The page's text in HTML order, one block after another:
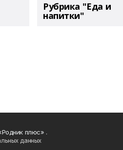
Рубрика "Еда и
напитки"
плюс» .
данных